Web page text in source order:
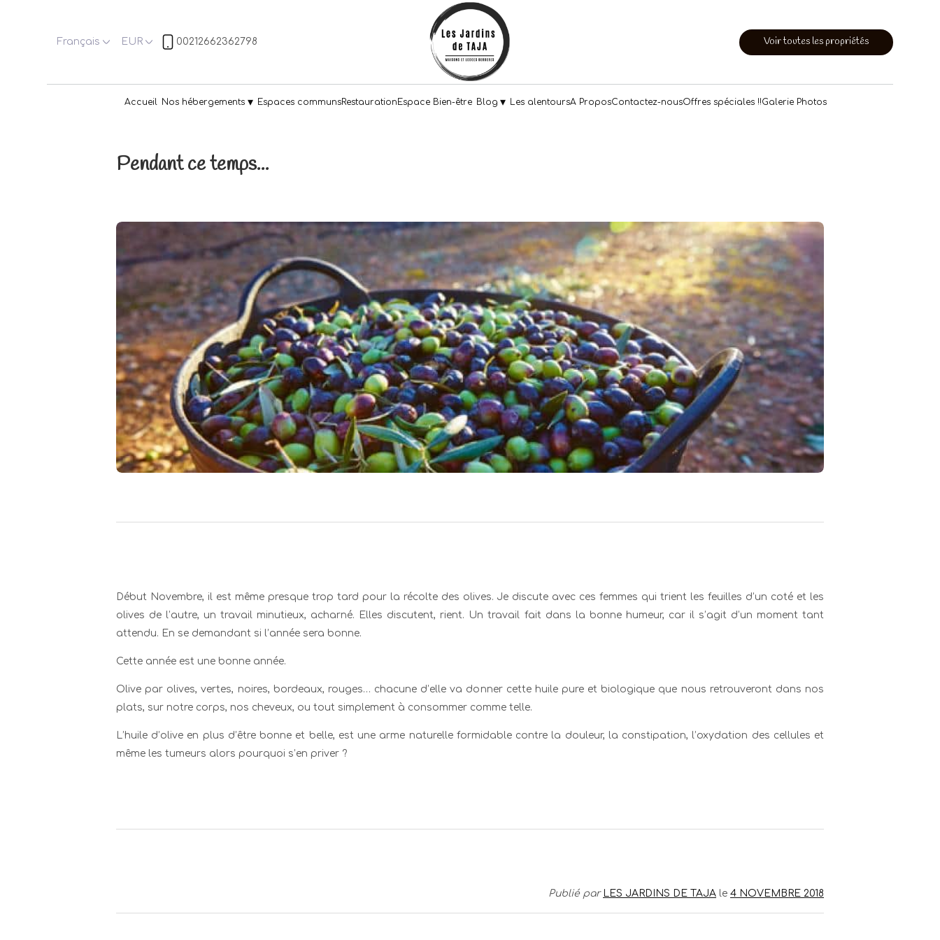
Français EUR 00212662362798 Voir toutes les propriétés
Accueil Nos hébergements ▾ Espaces communsRestauration Espace Bien-être Blog ▾ Les alentoursA ProposContactez-nousOffres spéciales !!Galerie Photos
Pendant ce temps...
Début Novembre, il est même presque trop tard pour la récolte des olives. Je discute avec ces femmes qui trient les feuilles d’un coté et les
olives de l’autre, un travail minutieux, acharné. Elles discutent, rient. Un travail fait dans la bonne humeur, car il s’agit d’un moment tant
attendu. En se demandant si l’année sera bonne.
Cette année est une bonne année.
Olive par olives, vertes, noires, bordeaux, rouges… chacune d’elle va donner cette huile pure et biologique que nous retrouveront dans nos
plats, sur notre corps, nos cheveux, ou tout simplement à consommer comme telle.
L’huile d’olive en plus d’être bonne et belle, est une arme naturelle formidable contre la douleur, la constipation, l’oxydation des cellules et
même les tumeurs alors pourquoi s’en priver ?
Publié par LES JARDINS DE TAJA le 4 NOVEMBRE 2018